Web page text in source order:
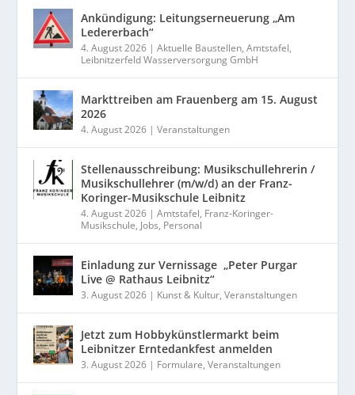
Ankündigung: Leitungserneuerung „Am
Ledererbach“
4. August 2026 |Aktuelle Baustellen,Amtstafel,
Leibnitzerfeld Wasserversorgung GmbH
Markttreiben am Frauenberg am 15. August
2026
4. August 2026 |Veranstaltungen
Stellenausschreibung: Musikschullehrerin /
Musikschullehrer (m/w/d) an der Franz-
Koringer-Musikschule Leibnitz
4. August 2026 |Amtstafel, Franz-Koringer-
Musikschule, Jobs, Personal
Einladung zur Vernissage „Peter Purgar
Live @ Rathaus Leibnitz“
3. August 2026 | Kunst & Kultur,Veranstaltungen
Jetzt zum Hobbykünstlermarkt beim
Leibnitzer Erntedankfest anmelden
3. August 2026 | Formulare,Veranstaltungen